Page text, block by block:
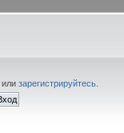
илизарегистрируйтесь